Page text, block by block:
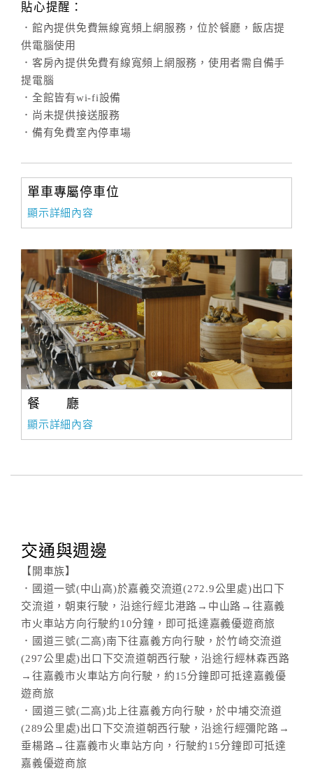
貼心提醒：
．館內提供免費無線寬頻上網服務，位於餐廳，飯店提
供電腦使用
．客房內提供免費有線寬頻上網服務，使用者需自備手
提電腦
．全館皆有wi-fi設備
．尚未提供接送服務
．備有免費室內停車場
單車專屬停車位
顯示詳細內容
餐 廳
顯示詳細內容
交通與週邊
【開車族】
．國道一號(中山高)於嘉義交流道(272.9公里處)出口下
交流道，朝東行駛，沿途行經北港路→中山路→往嘉義
市火車站方向行駛約10分鐘，即可抵達嘉義優遊商旅
．國道三號(二高)南下往嘉義方向行駛，於竹崎交流道
(297公里處)出口下交流道朝西行駛，沿途行經林森西路
→往嘉義市火車站方向行駛，約15分鐘即可抵達嘉義優
遊商旅
．國道三號(二高)北上往嘉義方向行駛，於中埔交流道
(289公里處)出口下交流道朝西行駛，沿途行經彌陀路→
垂楊路→往嘉義市火車站方向，行駛約15分鐘即可抵達
嘉義優遊商旅